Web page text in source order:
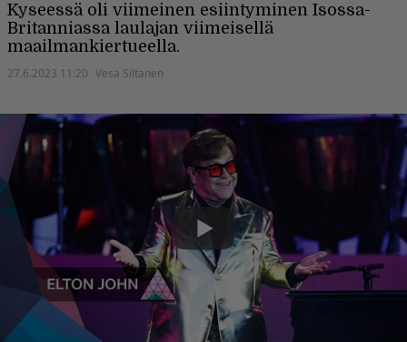
Kyseessä oli viimeinen esiintyminen Isossa-
Britanniassa laulajan viimeisellä
maailmankiertueella.
27.6.2023 11:20 Vesa Siltanen